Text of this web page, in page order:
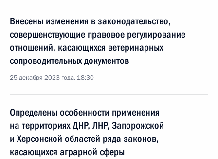
Внесены изменения в законодательство,
совершенствующие правовое регулирование
отношений, касающихся ветеринарных
сопроводительных документов
25 декабря 2023 года, 18:30
Определены особенности применения
на территориях ДНР, ЛНР, Запорожской
и Херсонской областей ряда законов,
касающихся аграрной сферы